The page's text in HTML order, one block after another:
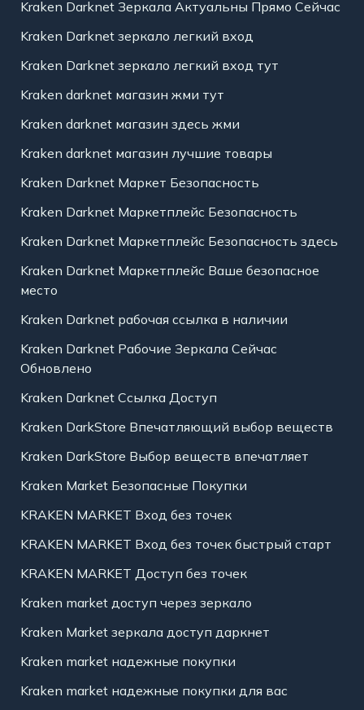
Kraken Darknet Зеркала Актуальны Прямо Сейчас
Kraken Darknet зеркало легкий вход
Kraken Darknet зеркало легкий вход тут
Kraken darknet магазин жми тут
Kraken darknet магазин здесь жми
Kraken darknet магазин лучшие товары
Kraken Darknet Маркет Безопасность
Kraken Darknet Маркетплейс Безопасность
Kraken Darknet Маркетплейс Безопасность здесь
Kraken Darknet Маркетплейс Ваше безопасное
место
Kraken Darknet рабочая ссылка в наличии
Kraken Darknet Рабочие Зеркала Сейчас
Обновлено
Kraken Darknet Ссылка Доступ
Kraken DarkStore Впечатляющий выбор веществ
Kraken DarkStore Выбор веществ впечатляет
Kraken Market Безопасные Покупки
KRAKEN MARKET Вход без точек
KRAKEN MARKET Вход без точек быстрый старт
KRAKEN MARKET Доступ без точек
Kraken market доступ через зеркало
Kraken Market зеркала доступ даркнет
Kraken market надежные покупки
Kraken market надежные покупки для вас